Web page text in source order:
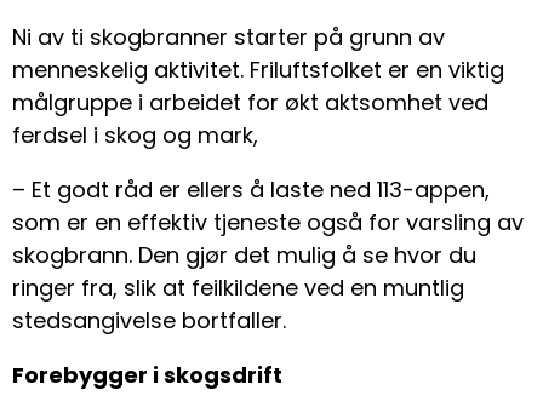
Ni av ti skogbranner starter på grunn av
menneskelig aktivitet. Friluftsfolket er en viktig
målgruppe i arbeidet for økt aktsomhet ved
ferdsel i skog og mark,
– Et godt råd er ellers å laste ned 113-appen,
som er en effektiv tjeneste også for varsling av
skogbrann. Den gjør det mulig å se hvor du
ringer fra, slik at feilkildene ved en muntlig
stedsangivelse bortfaller.
Forebygger i skogsdrift